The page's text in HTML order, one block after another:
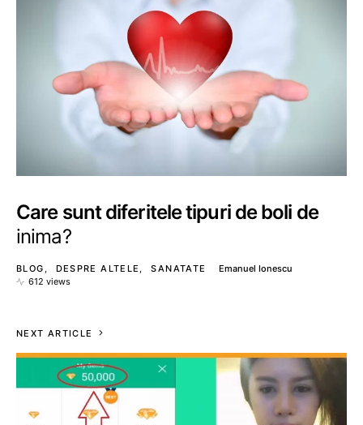
Care sunt diferitele tipuri de boli de
inima?
BLOG DESPRE ALTELE SANATATE
Emanuel Ionescu
612 views
NEXT ARTICLE